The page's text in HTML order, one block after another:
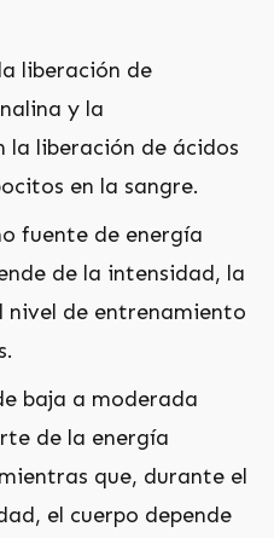
liberación de
y la
la liberación de ácidos
en la sangre.
fuente de energía
de la intensidad, la
nivel de entrenamiento
baja a moderada
de la energía
que, durante el
el cuerpo depende